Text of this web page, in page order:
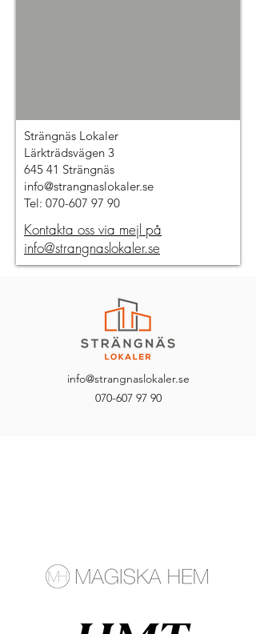
Strängnäs Lokaler
Lärkträdsvägen 3
645 41 Strängnäs
info@strangnaslokaler.se
Tel: 070-607 97 90
Kontakta oss via mejl på
info@strangnaslokaler.se
info@strangnaslokaler.se
070-607 97 90